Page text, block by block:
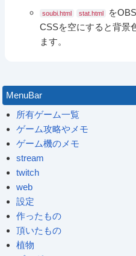
soubi.html stat.html
を
CSSを空にすると背景
ます。
MenuBar
所有ゲーム一覧
ゲーム攻略やメモ
ゲーム機のメモ
stream
twitch
web
設定
作ったもの
頂いたもの
植物